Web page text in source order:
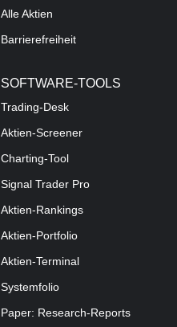
Alle Aktien
Barrierefreiheit
SOFTWARE-TOOLS
Trading-Desk
Aktien-Screener
Charting-Tool
Signal Trader Pro
Aktien-Rankings
Aktien-Portfolio
Aktien-Terminal
Systemfolio
Paper: Research-Reports